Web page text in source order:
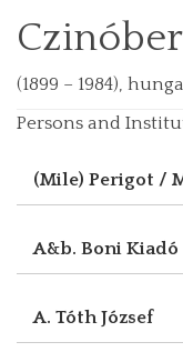
(1899 – 1984),
Persons and
(Mile) Perigot /
A&b. Boni Kiadó
A. Tóth József